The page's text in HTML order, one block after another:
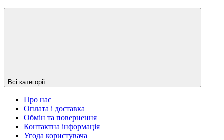
Всі категорії
Про нас
Оплата і доставка
Обмін та повернення
Контактна інформація
Угода користувача